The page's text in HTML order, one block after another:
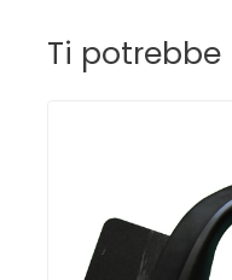
Ti potrebbe